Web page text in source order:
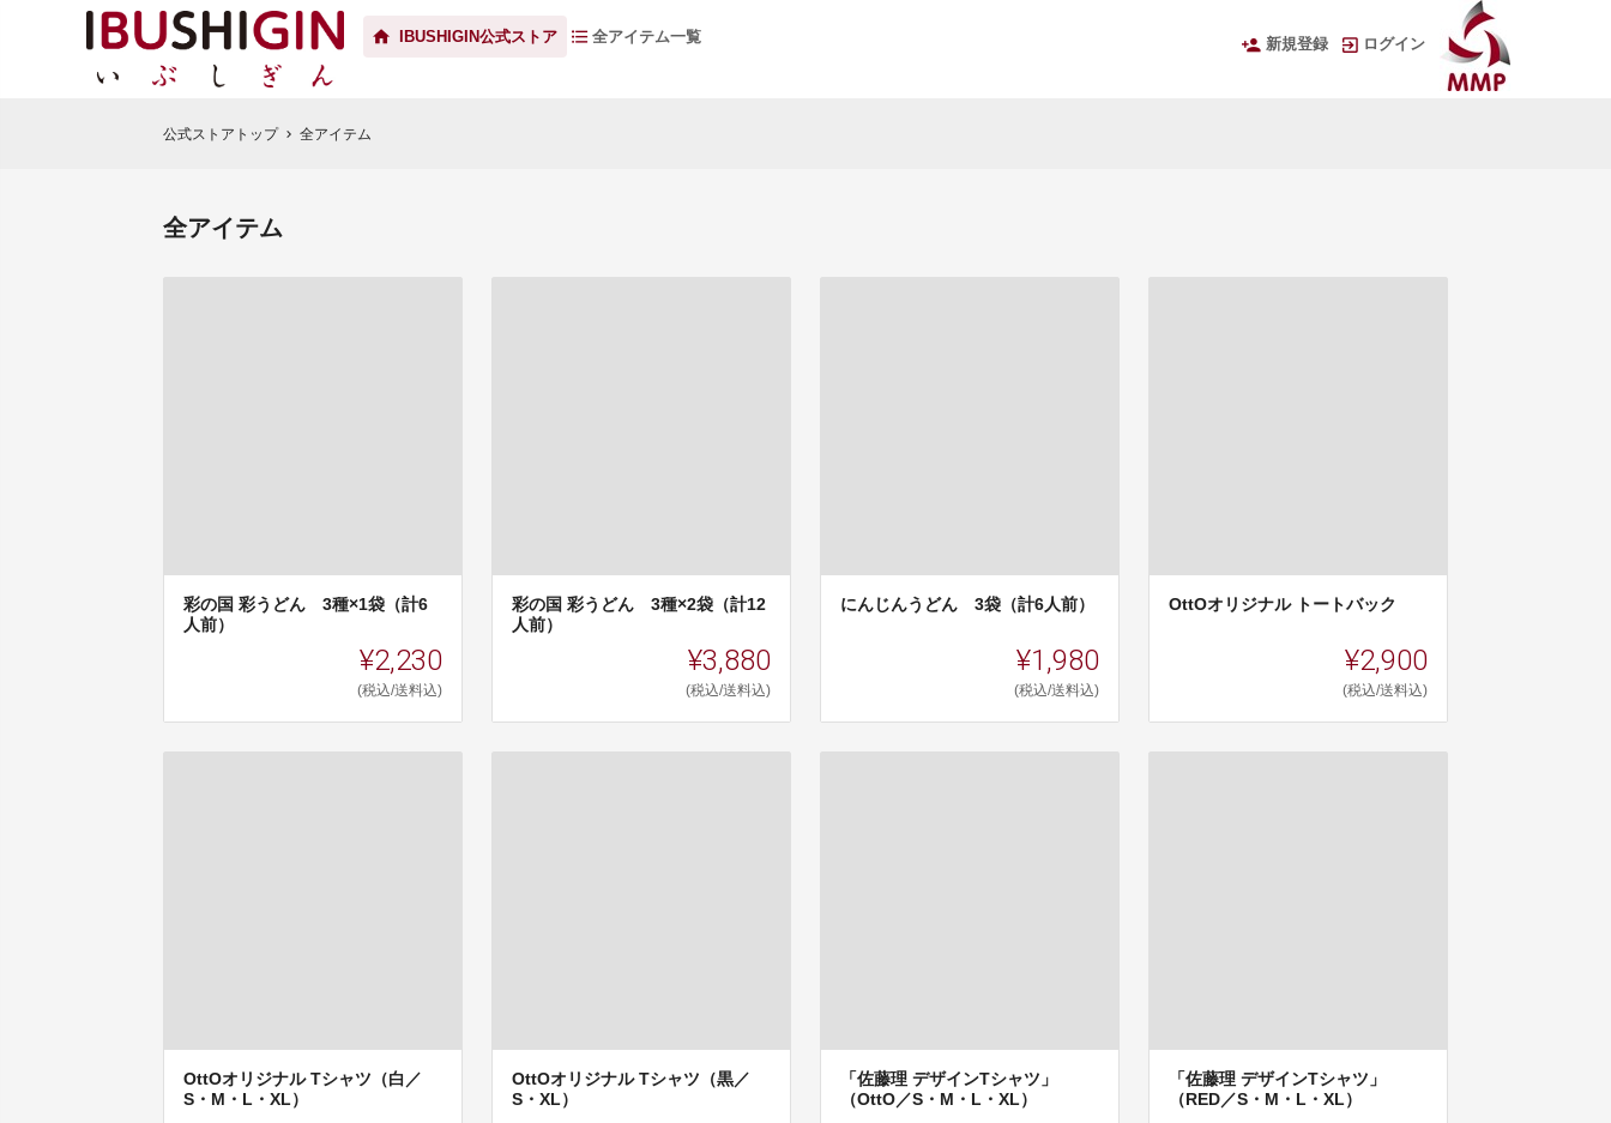
IBUSHIGIN公式ストア 全アイテム一覧 新規登録 ログイン
公式ストアトップ chevron_right 全アイテム
全アイテム
彩の国 彩うどん 3種×1袋（計6
人前）
¥2,230
(税込/送料込)
彩の国 彩うどん 3種×2袋（計12
人前）
¥3,880
(税込/送料込)
にんじんうどん 3袋（計6人前）
¥1,980
(税込/送料込)
OttOオリジナル トートバック
¥2,900
(税込/送料込)
OttOオリジナル Tシャツ（白／
S・M・L・XL）
OttOオリジナル Tシャツ（黒／
S・XL）
「佐藤理 デザインTシャツ」
（OttO／S・M・L・XL）
「佐藤理 デザインTシャツ」
（RED／S・M・L・XL）